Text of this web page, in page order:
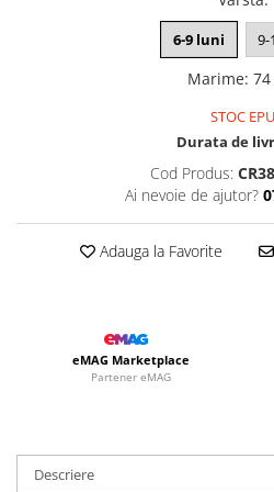
6-9 luni 9-
Marime: 74
STOC
Durata de
Cod Produs:
Ai nevoie de ajutor?
Adauga la Favorite
eMAG Marketplace
Partener eMAG
Descriere